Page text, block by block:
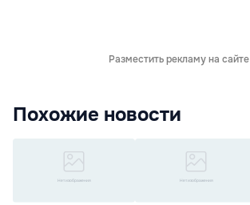
Разместить рекламу на сайте
Похожие новости